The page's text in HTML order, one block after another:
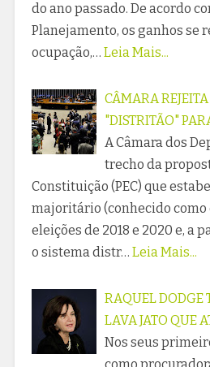
do ano passado. De acordo
Planejamento, os ganhos se
ocupação,… Leia Mais...
CÂMARA
"DISTRITÃO"
A Câmara dos
trecho da
Constituição (PEC) que
majoritário (conhecido como
eleições de 2018 e 2020 e, a
o sistema distr… Leia Mais...
RAQUEL DODGE
LAVA JATO QUE
Nos seus